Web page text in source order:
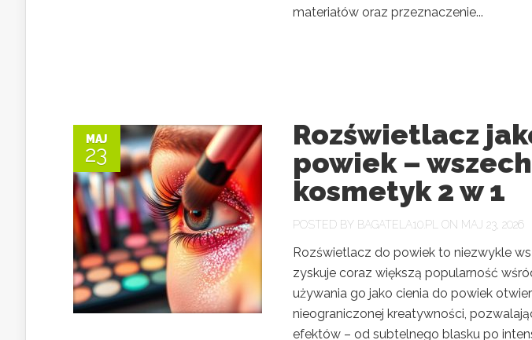
materiałów oraz przeznaczenie...
MAJ
23
Rozświetlacz
powiek –
kosmetyk 2 w 1
POSTED BY BAGATELA10.PL ON MAJ 23, 2026
Rozświetlacz do powiek to niezwykle
zyskuje coraz większą popularność
używania go jako cienia do powiek
nieograniczonej kreatywności,
efektów – od subtelnego blasku po